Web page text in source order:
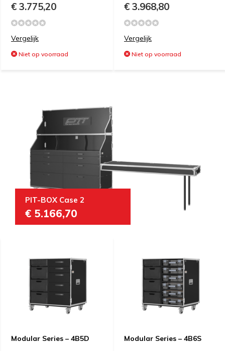
€ 3.775,20
Vergelijk
Niet op voorraad
€ 3.968,80
Vergelijk
Niet op voorraad
PIT-BOX Case 2
€ 5.166,70
Modular Series – 4B5D Modular Series – 4B6S